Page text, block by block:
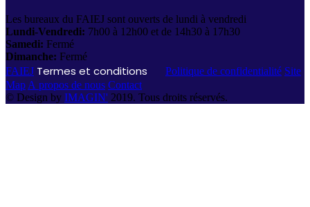
Les bureaux du FAIEJ sont ouverts de lundi à vendredi
Lundi-Vendredi: 7h00 à 12h00 et de 14h30 à 17h30
Samedi: Fermé
Dimanche: Fermé
FAIEJ Termes et conditions Politique de confidentialité Site
MapA propos de nous Contact
© Design by IMAGIN' 2019. Tous droits réservés.